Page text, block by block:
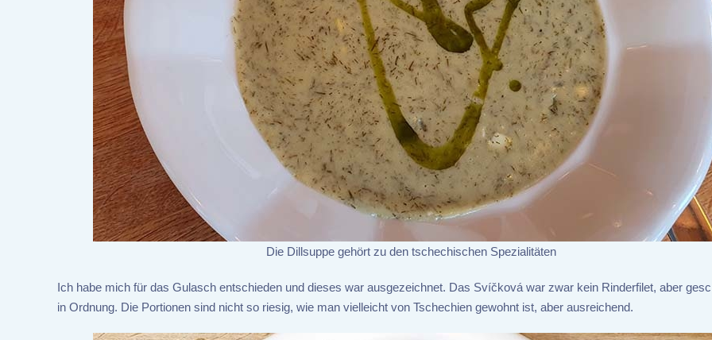
Die Dillsuppe gehört zu den tschechischen Spezialitäten
Ich habe mich für das Gulasch entschieden und dieses war ausgezeichnet. Das Svíčková war zwar kein Rinderfilet, aber
in Ordnung. Die Portionen sind nicht so riesig, wie man vielleicht von Tschechien gewohnt ist, aber ausreichend.